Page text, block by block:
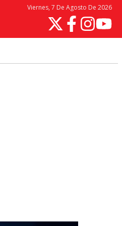
Viernes, 7 De Agosto De 2026